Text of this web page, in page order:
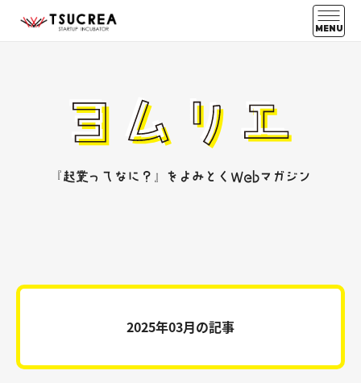
MENU
『起業ってなに？』をよみとくWebマガジン
2025年03月の記事